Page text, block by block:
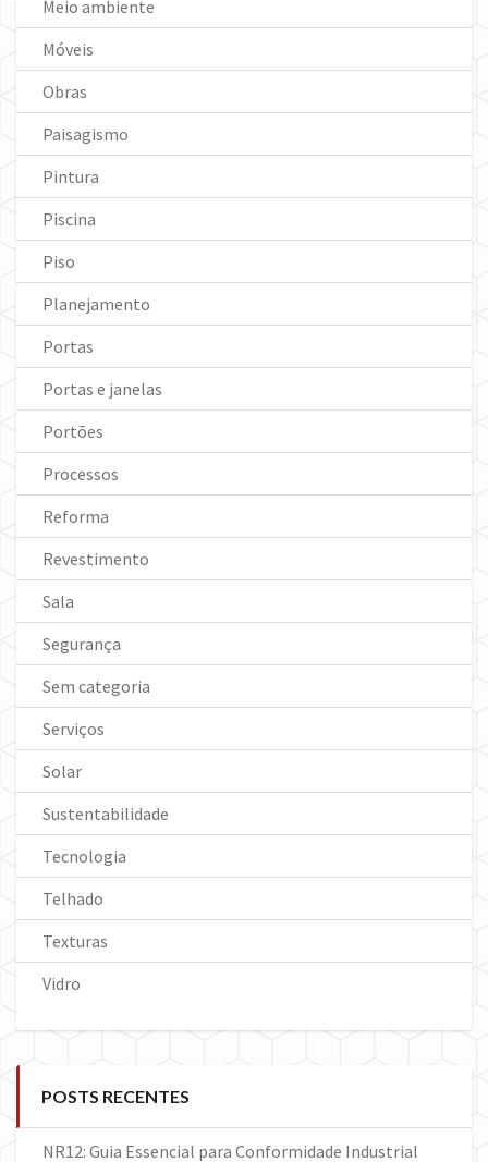
Meio ambiente
Móveis
Obras
Paisagismo
Pintura
Piscina
Piso
Planejamento
Portas
Portas e janelas
Portões
Processos
Reforma
Revestimento
Sala
Segurança
Sem categoria
Serviços
Solar
Sustentabilidade
Tecnologia
Telhado
Texturas
Vidro
POSTS RECENTES
NR12: Guia Essencial para Conformidade Industrial